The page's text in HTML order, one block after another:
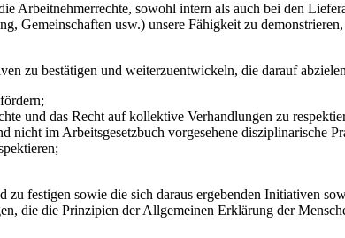
Arbeitnehmerrechte, sowohl intern als auch bei den
Gemeinschaften usw.) unsere Fähigkeit zu
zu bestätigen und weiterzuentwickeln, die darauf
und das Recht auf kollektive Verhandlungen zu
im Arbeitsgesetzbuch vorgesehene disziplinarische
zu festigen sowie die sich daraus ergebenden Initiativen
die die Prinzipien der Allgemeinen Erklärung der